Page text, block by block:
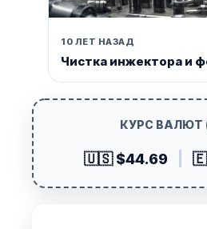
10 ЛЕТ НАЗАД
Чистка инжектора и
КУРС ВАЛЮТ
🇺🇸 $44.69